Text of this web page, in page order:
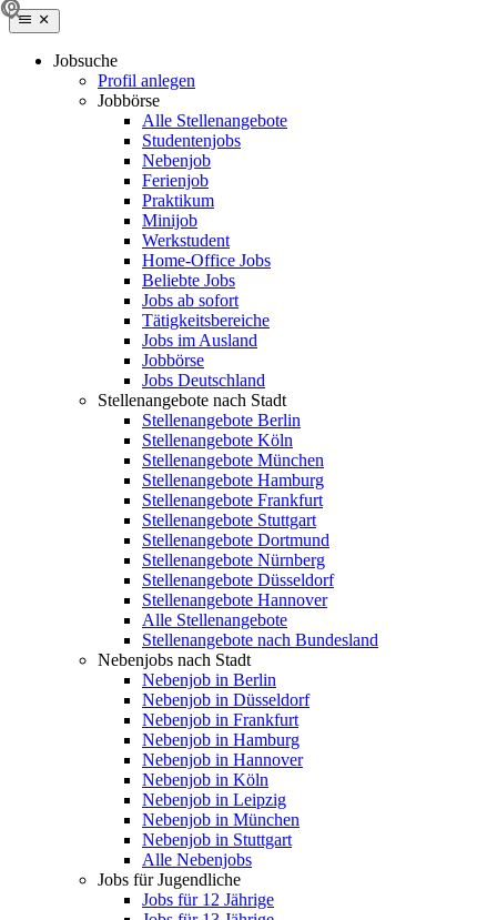
Jobsuche
Profil anlegen
Jobbörse
Alle Stellenangebote
Studentenjobs
Nebenjob
Ferienjob
Praktikum
Minijob
Werkstudent
Home-Office Jobs
Beliebte Jobs
Jobs ab sofort
Tätigkeitsbereiche
Jobs im Ausland
Jobbörse
Jobs Deutschland
Stellenangebote nach Stadt
Stellenangebote Berlin
Stellenangebote Köln
Stellenangebote München
Stellenangebote Hamburg
Stellenangebote Frankfurt
Stellenangebote Stuttgart
Stellenangebote Dortmund
Stellenangebote Nürnberg
Stellenangebote Düsseldorf
Stellenangebote Hannover
Alle Stellenangebote
Stellenangebote nach Bundesland
Nebenjobs nach Stadt
Nebenjob in Berlin
Nebenjob in Düsseldorf
Nebenjob in Frankfurt
Nebenjob in Hamburg
Nebenjob in Hannover
Nebenjob in Köln
Nebenjob in Leipzig
Nebenjob in München
Nebenjob in Stuttgart
Alle Nebenjobs
Jobs für Jugendliche
Jobs für 12 Jährige